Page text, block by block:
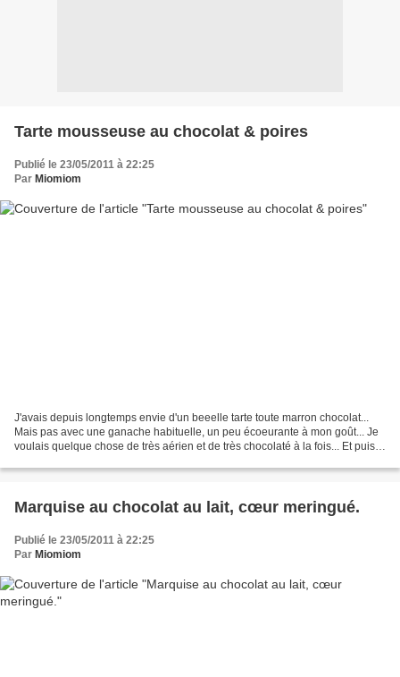
Tarte mousseuse au chocolat & poires
Publié le 23/05/2011 à 22:25
Par Miomiom
J'avais depuis longtemps envie d'un beeelle tarte toute marron chocolat...
Mais pas avec une ganache habituelle, un peu écoeurante à mon goût... Je
voulais quelque chose de très aérien et de très chocolaté à la fois... Et puis
Marquise au chocolat au lait, cœur meringué.
Publié le 23/05/2011 à 22:25
Par Miomiom